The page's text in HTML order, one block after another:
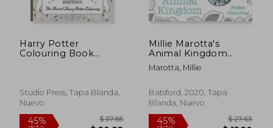
Harry Potter
Colouring Book
Studio Press, Tapa Blanda,
Nuevo
Millie Marotta's
Animal Kingdom
Pocket Colouring (en
Inglés)
Marotta, Millie
Batsford, 2020, Tapa
Blanda, Nuevo